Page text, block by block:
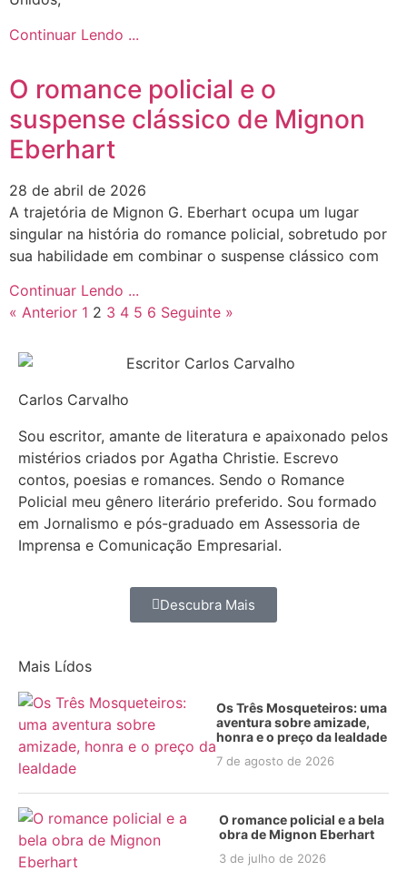
Continuar Lendo ...
O romance policial e o
suspense clássico de Mignon
Eberhart
28 de abril de 2026
A trajetória de Mignon G. Eberhart ocupa um lugar
singular na história do romance policial, sobretudo por
sua habilidade em combinar o suspense clássico com
Continuar Lendo ...
« Anterior 1 2 3 4 5 6 Seguinte »
Carlos Carvalho
Sou escritor, amante de literatura e apaixonado pelos
mistérios criados por Agatha Christie. Escrevo
contos, poesias e romances. Sendo o Romance
Policial meu gênero literário preferido. Sou formado
em Jornalismo e pós-graduado em Assessoria de
Imprensa e Comunicação Empresarial.
Descubra Mais
Mais Lídos
Os Três Mosqueteiros: uma
aventura sobre amizade,
honra e o preço da lealdade
7 de agosto de 2026
O romance policial e a bela
obra de Mignon Eberhart
3 de julho de 2026